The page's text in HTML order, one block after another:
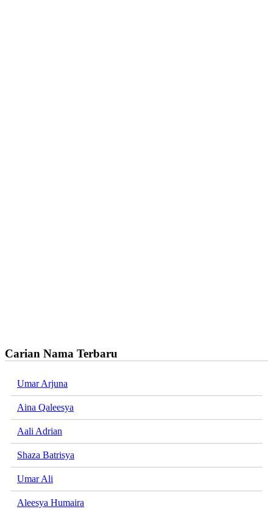
Carian Nama Terbaru
Umar Arjuna
Aina Qaleesya
Aali Adrian
Shaza Batrisya
Umar Ali
Aleesya Humaira